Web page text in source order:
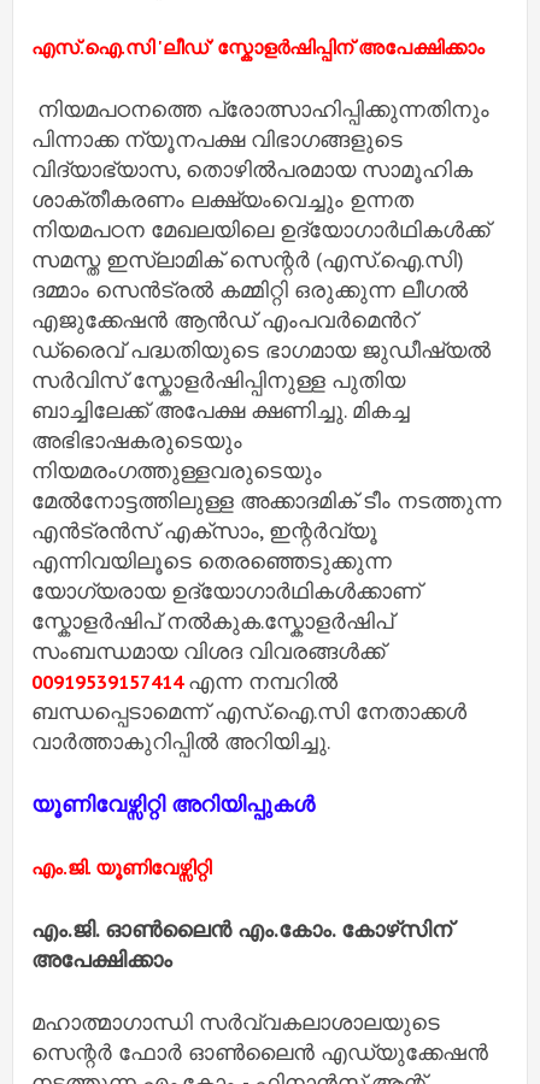
എസ്.ഐ.സി 'ലീഡ്' സ്കോളര്‍ഷിപ്പിന് അപേക്ഷിക്കാം
നിയമപഠനത്തെ പ്രോത്സാഹിപ്പിക്കുന്നതിനും
പിന്നാക്ക ന്യൂനപക്ഷ വിഭാഗങ്ങളുടെ
വിദ്യാഭ്യാസ, തൊഴില്‍പരമായ സാമൂഹിക
ശാക്തീകരണം ലക്ഷ്യംവെച്ചും ഉന്നത
നിയമപഠന മേഖലയിലെ ഉദ്യോഗാര്‍ഥികള്‍ക്ക്
സമസ്ത ഇസ്‍ലാമിക് സെന്റര്‍ (എസ്.ഐ.സി)
ദമ്മാം സെന്‍ട്രല്‍ കമ്മിറ്റി ഒരുക്കുന്ന ലീഗല്‍
എജുക്കേഷന്‍ ആന്‍ഡ് എംപവര്‍മെന്‍റ്
ഡ്രൈവ് പദ്ധതിയുടെ ഭാഗമായ ജുഡീഷ്യല്‍
സര്‍വിസ് സ്കോളര്‍ഷിപ്പിനുള്ള പുതിയ
ബാച്ചിലേക്ക് അപേക്ഷ ക്ഷണിച്ചു. മികച്ച
അഭിഭാഷകരുടെയും
നിയമരംഗത്തുള്ളവരുടെയും
മേല്‍നോട്ടത്തിലുള്ള അക്കാദമിക് ടീം നടത്തുന്ന
എന്‍ട്രന്‍സ് എക്സാം, ഇന്റര്‍വ്യൂ
എന്നിവയിലൂടെ തെരഞ്ഞെടുക്കുന്ന
യോഗ്യരായ ഉദ്യോഗാര്‍ഥികള്‍ക്കാണ്
സ്കോളര്‍ഷിപ് നല്‍കുക.സ്കോളര്‍ഷിപ്
സംബന്ധമായ വിശദ വിവരങ്ങള്‍ക്ക്
00919539157414 എന്ന നമ്പറിൽ
ബന്ധപ്പെടാമെന്ന് എസ്.ഐ.സി നേതാക്കള്‍
വാര്‍ത്താകുറിപ്പില്‍ അറിയിച്ചു.
യൂണിവേഴ്സിറ്റി അറിയിപ്പുകൾ
എം.ജി. യൂണിവേഴ്സിറ്റി
എം.ജി. ഓൺലൈൻ എം.കോം. കോഴ്‌സിന്
അപേക്ഷിക്കാം
മഹാത്മാഗാന്ധി സർവ്വകലാശാലയുടെ
സെന്റർ ഫോർ ഓൺലൈൻ എഡ്യുക്കേഷൻ